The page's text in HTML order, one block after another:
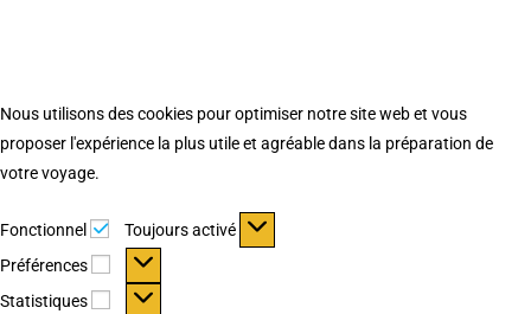
Nous utilisons des cookies pour optimiser notre site web et vous
proposer l'expérience la plus utile et agréable dans la préparation de
votre voyage.
Fonctionnel Fonctionnel
Toujours activé
Préférences
Préférences
Statistiques Statistiques